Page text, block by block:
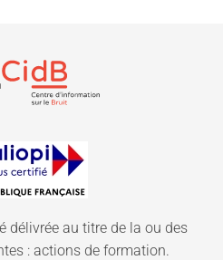
délivrée au titre de la ou des
: actions de formation.